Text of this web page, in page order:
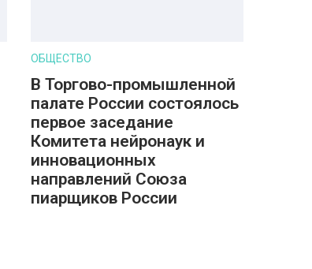
ОБЩЕСТВО
В Торгово-промышленной
палате России состоялось
первое заседание
Комитета нейронаук и
инновационных
направлений Союза
пиарщиков России